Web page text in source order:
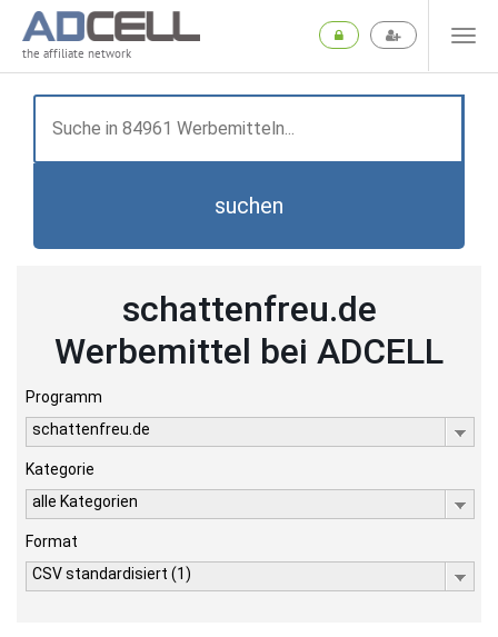
the affiliate network
suchen
schattenfreu.de
Werbemittel bei ADCELL
Programm
schattenfreu.de
Kategorie
alle Kategorien
Format
CSV standardisiert (1)